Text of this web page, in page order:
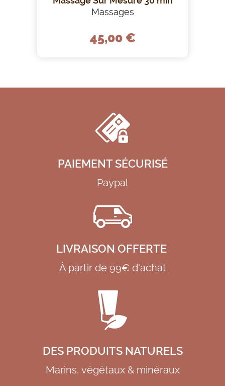
Massages
45,00 €
PAIEMENT SÉCURISÉ
Paypal
LIVRAISON OFFERTE
À partir de 99€ d'achat
DES PRODUITS NATURELS
Marins, végétaux & minéraux